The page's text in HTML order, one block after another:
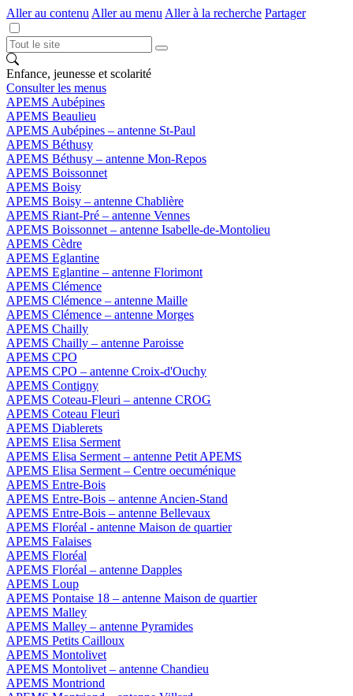
Aller au contenu Aller au menu Aller à la recherche Partager
Enfance, jeunesse et scolarité
Consulter les menus
APEMS Aubépines
APEMS Beaulieu
APEMS Aubépines – antenne St-Paul
APEMS Béthusy
APEMS Béthusy – antenne Mon-Repos
APEMS Boissonnet
APEMS Boisy
APEMS Boisy – antenne Chablière
APEMS Riant-Pré – antenne Vennes
APEMS Boissonnet – antenne Isabelle-de-Montolieu
APEMS Cèdre
APEMS Eglantine
APEMS Eglantine – antenne Florimont
APEMS Clémence
APEMS Clémence – antenne Maille
APEMS Clémence – antenne Morges
APEMS Chailly
APEMS Chailly – antenne Paroisse
APEMS CPO
APEMS CPO – antenne Croix-d'Ouchy
APEMS Contigny
APEMS Coteau-Fleuri – antenne CROG
APEMS Coteau Fleuri
APEMS Diablerets
APEMS Elisa Serment
APEMS Elisa Serment – antenne Petit APEMS
APEMS Elisa Serment – Centre oecuménique
APEMS Entre-Bois
APEMS Entre-Bois – antenne Ancien-Stand
APEMS Entre-Bois – antenne Bellevaux
APEMS Floréal - antenne Maison de quartier
APEMS Falaises
APEMS Floréal
APEMS Floréal – antenne Dapples
APEMS Loup
APEMS Pontaise 18 – antenne Maison de quartier
APEMS Malley
APEMS Malley – antenne Pyramides
APEMS Petits Cailloux
APEMS Montolivet
APEMS Montolivet – antenne Chandieu
APEMS Montriond